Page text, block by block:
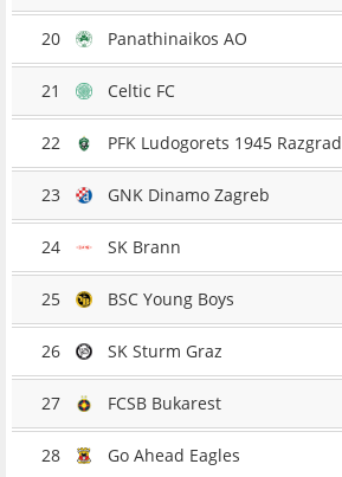
20 Panathinaikos AO
21 Celtic FC
22 PFK Ludogorets 1945 Razgrad
23 GNK Dinamo Zagreb
24 SK Brann
25 BSC Young Boys
26 SK Sturm Graz
27 FCSB Bukarest
28 Go Ahead Eagles